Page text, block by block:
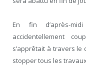
En fin d’après-
accidentellement
s’apprêtait à travers le
stopper tous les